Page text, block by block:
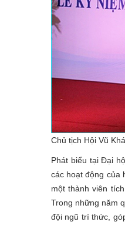
Chủ tịch Hội Vũ
Phát biểu tại Đại
các hoạt động của
một thành viên
Trong những năm
đội ngũ trí thức,